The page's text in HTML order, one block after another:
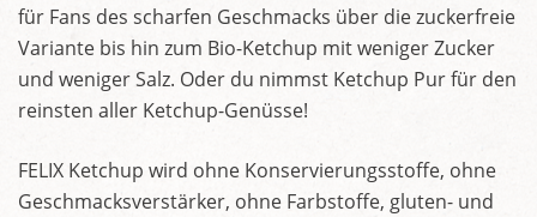
für Fans des scharfen Geschmacks über die zuckerfreie
Variante bis hin zum Bio-Ketchup mit weniger Zucker
und weniger Salz. Oder du nimmst Ketchup Pur für den
reinsten aller Ketchup-Genüsse!
FELIX Ketchup wird ohne Konservierungsstoffe, ohne
Geschmacksverstärker, ohne Farbstoffe, gluten- und